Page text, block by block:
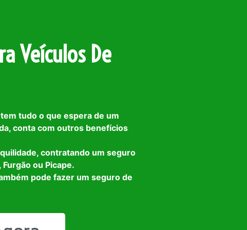
Veículos De
tudo o que espera de um
conta com outros benefícios
contratando um seguro
ou Picape.
pode fazer um seguro de